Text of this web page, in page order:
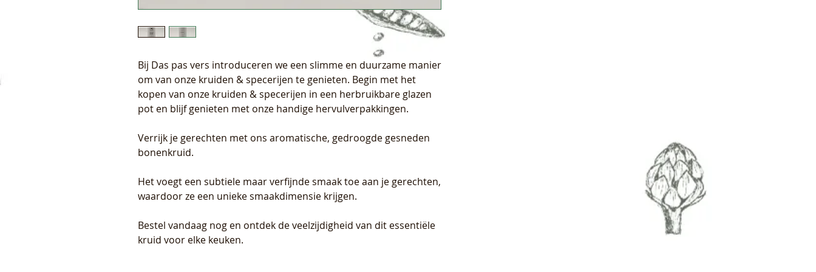
Bij Das pas vers introduceren we een slimme en duurzame manier
om van onze kruiden & specerijen te genieten. Begin met het
kopen van onze kruiden & specerijen in een herbruikbare glazen
pot en blijf genieten met onze handige hervulverpakkingen.
Verrijk je gerechten met ons aromatische, gedroogde gesneden
bonenkruid.
Het voegt een subtiele maar verfijnde smaak toe aan je gerechten,
waardoor ze een unieke smaakdimensie krijgen.
Bestel vandaag nog en ontdek de veelzijdigheid van dit essentiële
kruid voor elke keuken.